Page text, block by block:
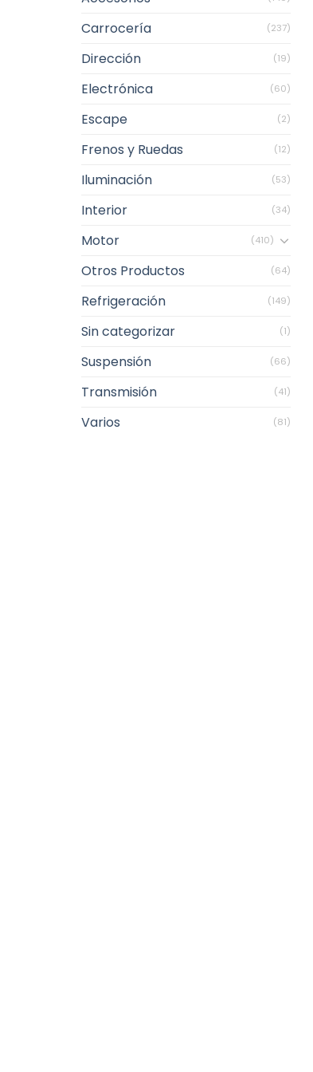
Carrocería (237)
Dirección (19)
Electrónica (60)
Escape (2)
Frenos y Ruedas (12)
Iluminación (53)
Interior (34)
Motor (410)
Otros Productos (64)
Refrigeración (149)
Sin categorizar (1)
Suspensión (66)
Transmisión (41)
Varios (81)